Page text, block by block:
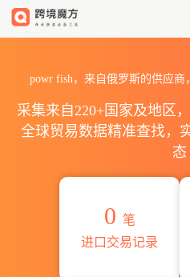
powr fish，来自俄罗斯的供应商
采集来自220+国家及地区
全球贸易数据精准查找，
态
0 笔
进口交易记录